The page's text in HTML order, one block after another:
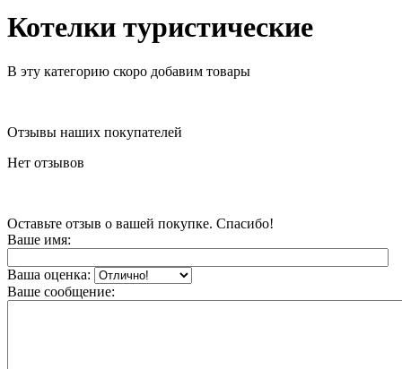
Котелки туристические
В эту категорию скоро добавим товары
Отзывы наших покупателей
Нет отзывов
Оставьте отзыв о вашей покупке. Спасибо!
Ваше имя:
Ваша оценка:
Ваше сообщение: